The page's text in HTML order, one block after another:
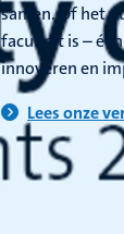
samen. Of het
faculteit is –
innoveren en
Lees onze